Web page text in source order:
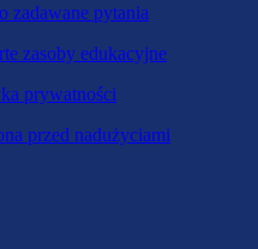
zadawane pytania
zasoby edukacyjne
prywatności
przed nadużyciami